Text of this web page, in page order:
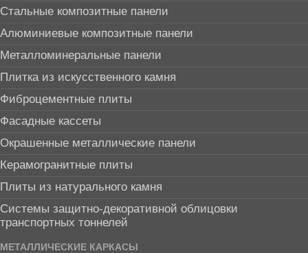
Стальные композитные панели
Алюминиевые композитные панели
Металломинеральные панели
Плитка из искусственного камня
Фиброцементные плиты
Фасадные кассеты
Окрашенные металлические панели
Керамогранитные плиты
Плиты из натурального камня
Системы защитно-декоративной облицовки
транспортных тоннелей
МЕТАЛЛИЧЕСКИЕ КАРКАСЫ